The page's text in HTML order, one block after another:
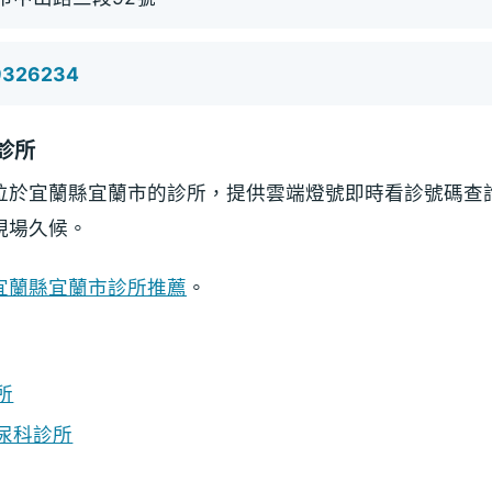
所
於宜蘭縣宜蘭市的診所，提供雲端燈號即時看診號碼查
久候。
蘭縣宜蘭市診所推薦 。
科診所